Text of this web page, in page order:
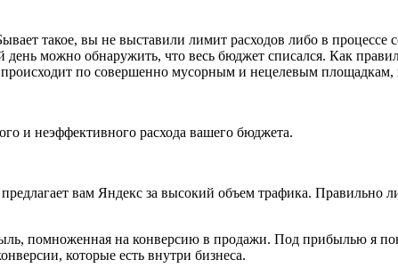
такое, вы не выставили лимит расходов либо в процессе
можно обнаружить, что весь бюджет списался. Как
по совершенно мусорным и нецелевым площадкам,
и неэффективного расхода вашего бюджета.
вам Яндекс за высокий объем трафика. Правильно
помноженная на конверсию в продажи. Под прибылью я
которые есть внутри бизнеса.